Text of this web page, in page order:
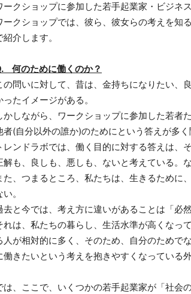
ークショップに参加した若手起業家・ビジネ
ークショップでは、彼ら、彼女らの考えを知
紹介します。
何のために働くのか？
の問いに対して、昔は、金持ちになりたい、
ったイメージがある。
かしながら、ワークショップに参加した若者
者(自分以外の誰か)のためにという答えが多く
レンドラボでは、働く目的に対する答えは、
解も、良しも、悪しも、ないと考えている。
た、つまるところ、私たちは、生きるため
い。
去と今では、考え方に違いがあることは「必然
れは、私たちの暮らし、生活水準が高くなっ
人が相対的に多く、そのため、自分のためで
働きたいという考えを抱きやすくなっている
は、ここで、いくつかの若手起業家が「社会